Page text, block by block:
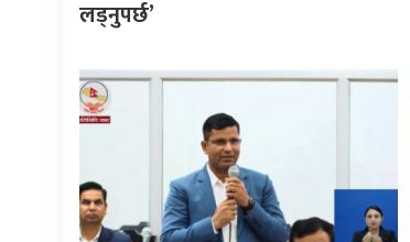
लड्नुपर्छ’